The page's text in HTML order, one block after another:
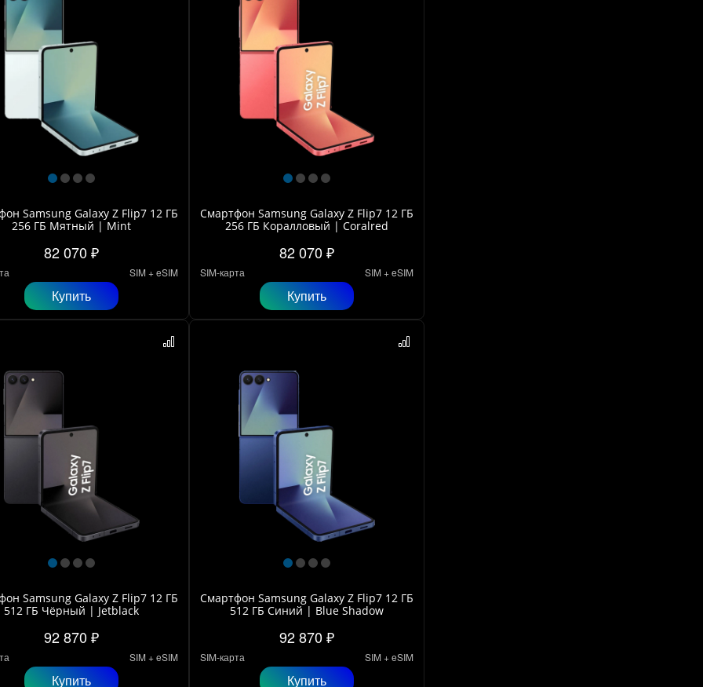
Samsung Galaxy Z Flip7 12 ГБ
256 ГБ Мятный | Mint
82 070 ₽
SIM + eSIM
Купить
Смартфон Samsung Galaxy Z Flip7 12 ГБ
256 ГБ Коралловый | Coralred
82 070 ₽
SIM-карта SIM + eSIM
Купить
Samsung Galaxy Z Flip7 12 ГБ
512 ГБ Чёрный | Jetblack
92 870 ₽
SIM + eSIM
Купить
Смартфон Samsung Galaxy Z Flip7 12 ГБ
512 ГБ Синий | Blue Shadow
92 870 ₽
SIM-карта SIM + eSIM
Купить